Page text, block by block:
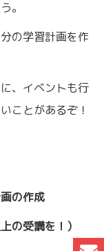
。
の学習計画を作
、イベントも行
ことがあるぞ！
の作成
の受講を！）